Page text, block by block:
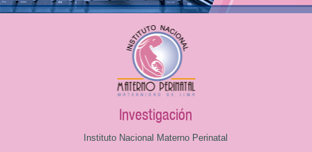
Investigación
Instituto Nacional Materno Perinatal